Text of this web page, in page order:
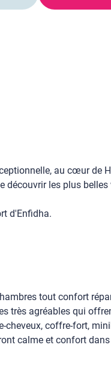
au cœur de
les plus
d'Enfidha.
tout confort
très agréables qui
coffre-fort,
calme et confort